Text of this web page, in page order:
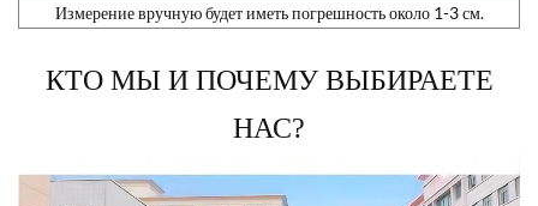
Измерение вручную будет иметь погрешность около 1-3 см.
КТО МЫ И ПОЧЕМУ ВЫБИРАЕТЕ
НАС?